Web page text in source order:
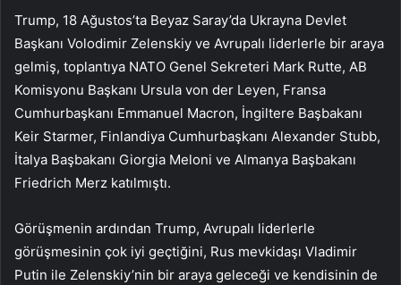
Trump, 18 Ağustos’ta Beyaz Saray’da Ukrayna Devlet
Başkanı Volodimir Zelenskiy ve Avrupalı liderlerle bir araya
gelmiş, toplantıya NATO Genel Sekreteri Mark Rutte, AB
Komisyonu Başkanı Ursula von der Leyen, Fransa
Cumhurbaşkanı Emmanuel Macron, İngiltere Başbakanı
Keir Starmer, Finlandiya Cumhurbaşkanı Alexander Stubb,
İtalya Başbakanı Giorgia Meloni ve Almanya Başbakanı
Friedrich Merz katılmıştı.
Görüşmenin ardından Trump, Avrupalı liderlerle
görüşmesinin çok iyi geçtiğini, Rus mevkidaşı Vladimir
Putin ile Zelenskiy’nin bir araya geleceği ve kendisinin de